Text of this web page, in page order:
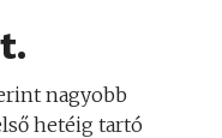
nagyobb
hetéig tartó